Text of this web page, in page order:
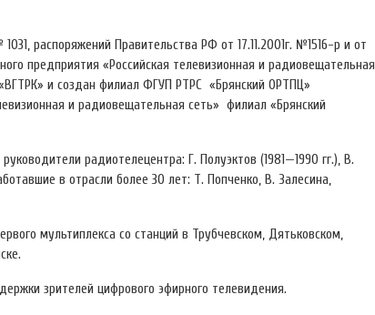
распоряжений Правительства РФ от 17.11.2001г. №1516-р и от
предприятия «Российская телевизионная и радиовещательная
и создан филиал ФГУП РТРС «Брянский ОРТПЦ»
и радиовещательная сеть» филиал «Брянский
радиотелецентра: Г. Полуэктов (1981—1990 гг.), В.
в отрасли более 30 лет: Т. Попченко, В. Залесина,
мультиплекса со станций в Трубчевском, Дятьковском,
зрителей цифрового эфирного телевидения.